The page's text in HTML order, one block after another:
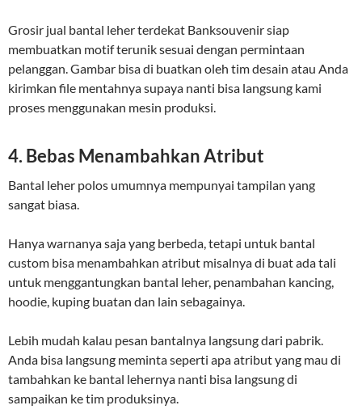
Grosir jual bantal leher terdekat Banksouvenir siap
membuatkan motif terunik sesuai dengan permintaan
pelanggan. Gambar bisa di buatkan oleh tim desain atau Anda
kirimkan file mentahnya supaya nanti bisa langsung kami
proses menggunakan mesin produksi.
4. Bebas Menambahkan Atribut
Bantal leher polos umumnya mempunyai tampilan yang
sangat biasa.
Hanya warnanya saja yang berbeda, tetapi untuk bantal
custom bisa menambahkan atribut misalnya di buat ada tali
untuk menggantungkan bantal leher, penambahan kancing,
hoodie, kuping buatan dan lain sebagainya.
Lebih mudah kalau pesan bantalnya langsung dari pabrik.
Anda bisa langsung meminta seperti apa atribut yang mau di
tambahkan ke bantal lehernya nanti bisa langsung di
sampaikan ke tim produksinya.